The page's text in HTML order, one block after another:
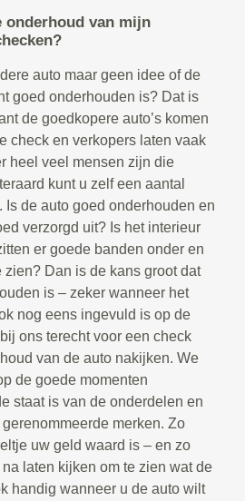
onderhoud van mijn
auto maar geen idee of de
goed onderhouden is? Dat is
de goedkopere auto’s komen
check en verkopers laten vaak
heel veel mensen zijn die
kunt u zelf een aantal
Is de auto goed onderhouden en
verzorgd uit? Is het interieur
er goede banden onder en
zien? Dan is de kans groot dat
is – zeker wanneer het
nog eens ingevuld is op de
ons terecht voor een check
van de auto nakijken. We
de goede momenten
staat is van de onderdelen en
merken. Zo
uw geld waard is – en zo
laten kijken om te zien wat de
handig wanneer u de auto wilt